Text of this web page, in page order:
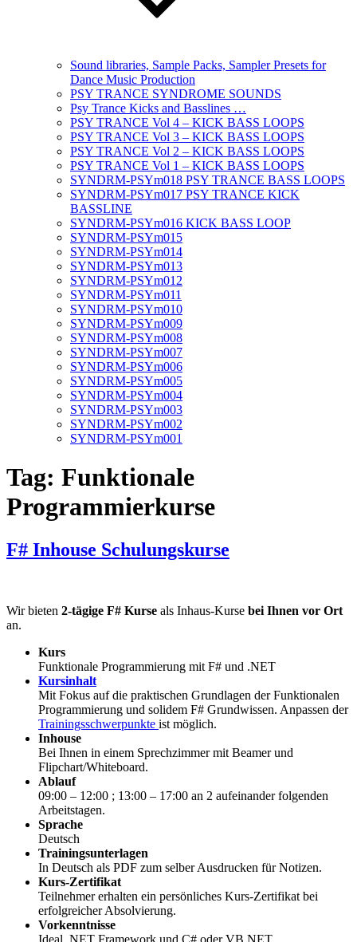
Sound libraries, Sample Packs, Sampler Presets for
Dance Music Production
PSY TRANCE SYNDROME SOUNDS
Psy Trance Kicks and Basslines …
PSY TRANCE Vol 4 – KICK BASS LOOPS
PSY TRANCE Vol 3 – KICK BASS LOOPS
PSY TRANCE Vol 2 – KICK BASS LOOPS
PSY TRANCE Vol 1 – KICK BASS LOOPS
SYNDRM-PSYm018 PSY TRANCE BASS LOOPS
SYNDRM-PSYm017 PSY TRANCE KICK
BASSLINE
SYNDRM-PSYm016 KICK BASS LOOP
SYNDRM-PSYm015
SYNDRM-PSYm014
SYNDRM-PSYm013
SYNDRM-PSYm012
SYNDRM-PSYm011
SYNDRM-PSYm010
SYNDRM-PSYm009
SYNDRM-PSYm008
SYNDRM-PSYm007
SYNDRM-PSYm006
SYNDRM-PSYm005
SYNDRM-PSYm004
SYNDRM-PSYm003
SYNDRM-PSYm002
SYNDRM-PSYm001
Tag: Funktionale
Programmierkurse
F# Inhouse Schulungskurse
Wir bieten 2-tägige F# Kurse als Inhaus-Kurse bei Ihnen vor Ort
an.
Kurs
Funktionale Programmierung mit F# und .NET
Kursinhalt
Mit Fokus auf die praktischen Grundlagen der Funktionalen
Programmierung und solidem F# Grundwissen. Anpassen der
Trainingsschwerpunkte ist möglich.
Inhouse
Bei Ihnen in einem Sprechzimmer mit Beamer und
Flipchart/Whiteboard.
Ablauf
09:00 – 12:00 ; 13:00 – 17:00 an 2 aufeinander folgenden
Arbeitstagen.
Sprache
Deutsch
Trainingsunterlagen
In Deutsch als PDF zum selber Ausdrucken für Notizen.
Kurs-Zertifikat
Teilnehmer erhalten ein persönliches Kurs-Zertifikat bei
erfolgreicher Absolvierung.
Vorkenntnisse
Ideal .NET Framework und C# oder VB.NET